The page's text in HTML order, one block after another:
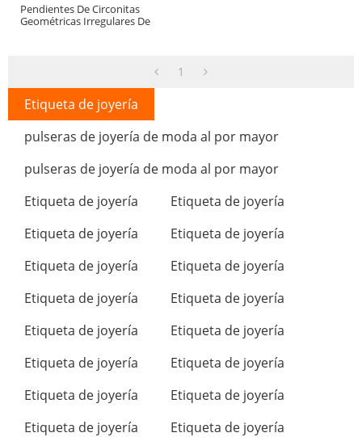
Pendientes De Circonitas
Geométricas Irregulares De
1
Etiqueta de joyería
pulseras de joyería de moda al por mayor
pulseras de joyería de moda al por mayor
Etiqueta de joyería
Etiqueta de joyería
Etiqueta de joyería
Etiqueta de joyería
Etiqueta de joyería
Etiqueta de joyería
Etiqueta de joyería
Etiqueta de joyería
Etiqueta de joyería
Etiqueta de joyería
Etiqueta de joyería
Etiqueta de joyería
Etiqueta de joyería
Etiqueta de joyería
Etiqueta de joyería
Etiqueta de joyería